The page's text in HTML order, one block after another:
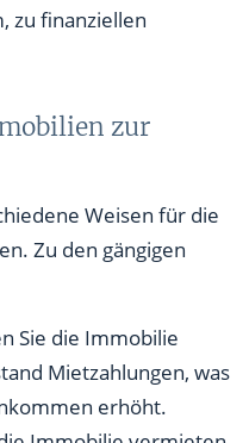
zu finanziellen
zur
Weisen für die
Zu den gängigen
Sie die Immobilie
Mietzahlungen, was
erhöht.